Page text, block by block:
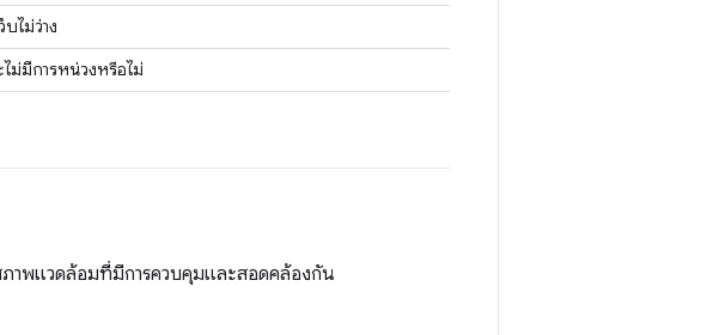
ไม่ว่าง
ม่มีการหน่วงหรือไม่
ภาพแวดล้อมที่มีการควบคุมและสอดคล้องกัน